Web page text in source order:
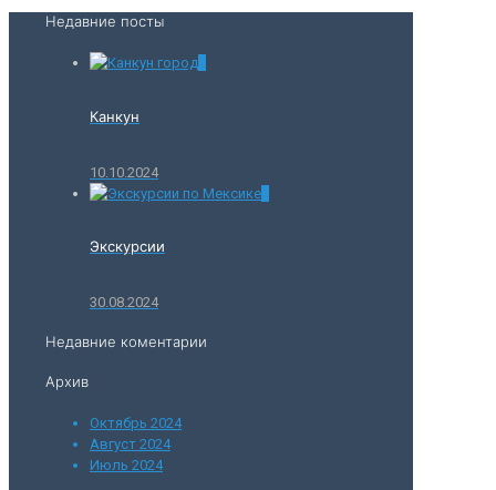
Недавние посты
Канкун
10.10.2024
Экскурсии
30.08.2024
Недавние коментарии
Архив
Октябрь 2024
Август 2024
Июль 2024